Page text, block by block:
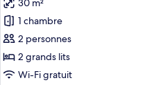
les
photos
pour
ce
type
30 m²
1 chambre
2 personnes
2 grands lits
Wi-Fi gratuit